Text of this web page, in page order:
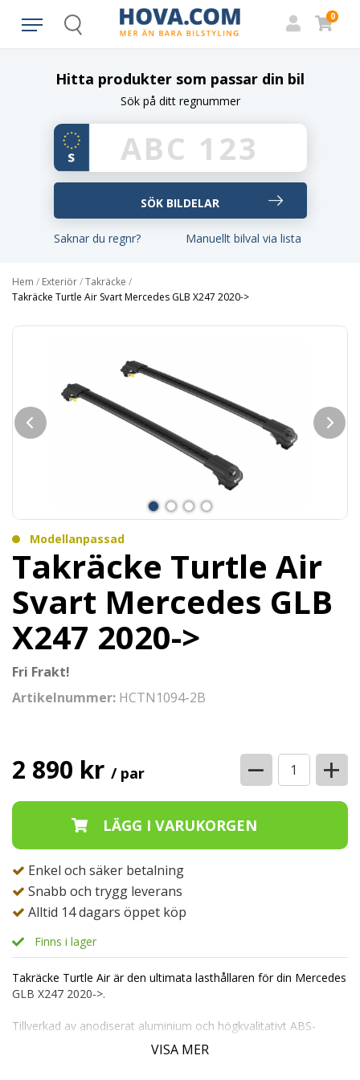
Search
0
Hitta produkter som passar din bil
Sök på ditt regnummer
Saknar du regnr? Manuellt bilval via lista
Hem / Exteriör/Takräcke /
Takräcke Turtle Air Svart Mercedes GLB X247 2020->
Modellanpassad
Takräcke Turtle Air
Svart Mercedes GLB
X247 2020->
Fri Frakt!
Artikelnummer: HCTN1094-2B
2 890 kr / par − +
Enkel och säker betalning
Snabb och trygg leverans
Alltid 14 dagars öppet köp
Finns i lager
Takräcke Turtle Air är den ultimata lasthållaren för din Mercedes
GLB X247 2020->.
Tillverkad av anodiserat aluminium och högkvalitativt ABS-
plastfästen, är detta takräcke byggt för att hålla i många år
VISA MER